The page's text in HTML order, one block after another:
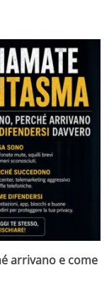
arrivano e come